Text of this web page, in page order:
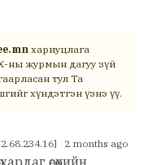
хариуцлага
ны журмын дагуу зүй
тул Та
хүндэтгэн үзнэ үү.
2 months ago
өсөхийн